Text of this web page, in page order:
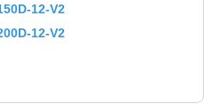
12-V2
12-V2